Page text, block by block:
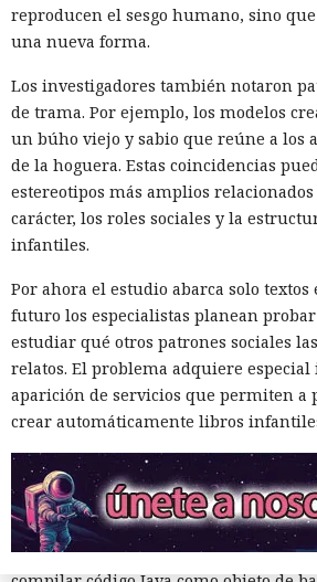
Las bases de datos suelen percibirse
información, no como una
Database en una plataforma de
Huntress detectó un casoen el que los
instalaron el conjunto de herramientas
khunt directamente dentro de la base
se utilizó para acceder a la red
El incidente se registró el 27 de julio de
servidor con Oracle. Los registros de
el acceso se obtuvo a través de una
vulnerable de una aplicación Java
Tomcat. La función de autocompletar
validaba los datos introducidos, lo
comandos SQL directamente a la
maliciosas se rastrearon hasta la
178.162.151[.]229.
Oracle incluye una máquina virtual
operador CREATE JAVA SOURCE, que
reproducen el sesgo humano, sino
una nueva forma.
Los investigadores también notaron
de trama. Por ejemplo, los modelos
un búho viejo y sabio que reúne a los
de la hoguera. Estas coincidencias
estereotipos más amplios relacionados
carácter, los roles sociales y la
infantiles.
Por ahora el estudio abarca solo textos
futuro los especialistas planean
estudiar qué otros patrones sociales
relatos. El problema adquiere
aparición de servicios que permiten a
crear automáticamente libros